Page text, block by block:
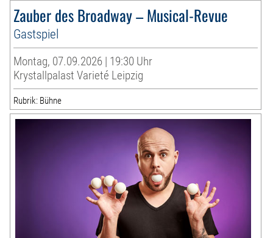
Zauber des Broadway – Musical-Revue
Gastspiel
Montag, 07.09.2026 | 19:30 Uhr
Krystallpalast Varieté Leipzig
Rubrik: Bühne